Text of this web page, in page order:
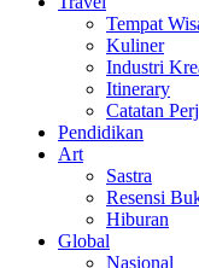
Tempat
Kuliner
Industri
Itinerary
Catatan
Pendidikan
Art
Sastra
Resensi
Hiburan
Global
Nasional